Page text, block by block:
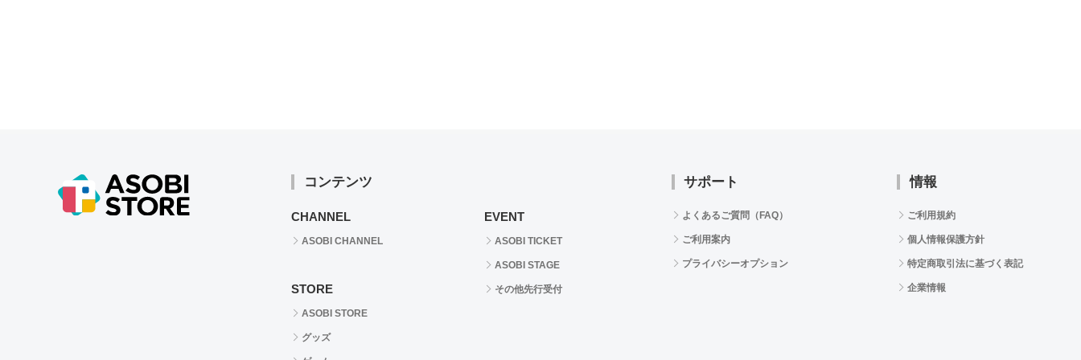
コンテンツ
CHANNEL
ASOBI CHANNEL
STORE
ASOBI STORE
グッズ
EVENT
ASOBI TICKET
ASOBI STAGE
その他先行受付
サポート
よくあるご質問（FAQ）
ご利用案内
プライバシーオプション
情報
ご利用規約
個人情報保護方針
特定商取引法に基づく表記
企業情報